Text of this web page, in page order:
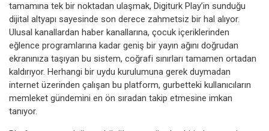
tamamına tek bir noktadan ulaşmak, Digiturk Play’in sunduğu
dijital altyapı sayesinde son derece zahmetsiz bir hal alıyor.
Ulusal kanallardan haber kanallarına, çocuk içeriklerinden
eğlence programlarına kadar geniş bir yayın ağını doğrudan
ekranınıza taşıyan bu sistem, coğrafi sınırları tamamen ortadan
kaldırıyor. Herhangi bir uydu kurulumuna gerek duymadan
internet üzerinden çalışan bu platform, gurbetteki kullanıcıların
memleket gündemini en ön sıradan takip etmesine imkan
tanıyor.